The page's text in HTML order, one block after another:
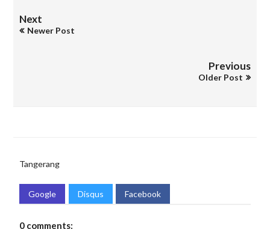
Next
Newer Post
Previous
Older Post
Tangerang
Google Disqus Facebook
0 comments: